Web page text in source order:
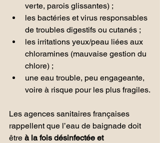
verte, parois glissantes) ;
les bactéries et virus responsables
de troubles digestifs ou cutanés ;
les irritations yeux/peau liées aux
chloramines (mauvaise gestion du
chlore) ;
une eau trouble, peu engageante,
voire à risque pour les plus fragiles.
Les agences sanitaires françaises
rappellent que l’eau de baignade doit
être à la fois désinfectée et